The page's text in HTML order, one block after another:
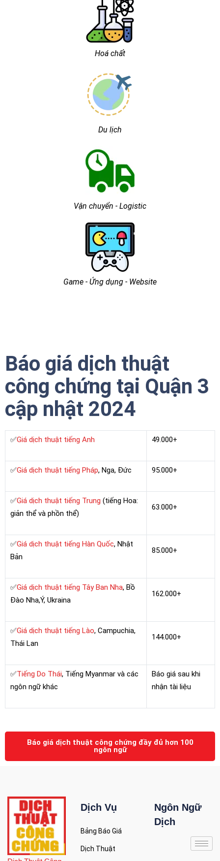
Hoá chất
Du lịch
Vận chuyển - Logistic
Game - Ứng dụng - Website
Báo giá dịch thuật
công chứng tại Quận 3
cập nhật 2024
✅Giá dịch thuật tiếng Anh 49.000+
✅Giá dịch thuật tiếng Pháp, Nga, Đức 95.000+
✅Giá dịch thuật tiếng Trung (tiếng Hoa:
giản thể và phồn thể)
63.000+
✅Giá dịch thuật tiếng Hàn Quốc, Nhật
Bản
85.000+
✅Giá dịch thuật tiếng Tây Ban Nha, Bồ
Đào Nha,Ý, Ukraina
162.000+
✅Giá dịch thuật tiếng Lào, Campuchia,
Thái Lan
144.000+
✅Tiếng Do Thái, Tiếng Myanmar và các
ngôn ngữ khác
Báo giá sau khi
nhận tài liệu
Báo giá dịch thuật công chứng đầy đủ hơn 100
ngôn ngữ
Dịch Vụ
Bảng Báo Giá
Dịch Thuật
Ngôn Ngữ
Dịch